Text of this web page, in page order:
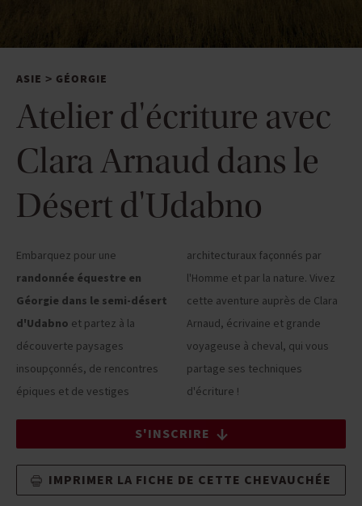
ASIE > GÉORGIE
Atelier d'écriture avec
Clara Arnaud dans le
Désert d'Udabno
Embarquez pour une
randonnée équestre en
Géorgie dans le semi-désert
d'Udabno et partez à la
découverte paysages
insoupçonnés, de rencontres
épiques et de vestiges
architecturaux façonnés par
l'Homme et par la nature. Vivez
cette aventure auprès de Clara
Arnaud, écrivaine et grande
voyageuse à cheval, qui vous
partage ses techniques
d'écriture !
S'INSCRIRE
IMPRIMER LA FICHE DE CETTE CHEVAUCHÉE